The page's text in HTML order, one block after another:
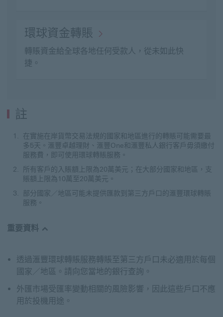
環球資金轉賬
轉賬資金給全球各地任何受款人，從未如此快
捷。
註
在實施在岸貨幣交易法規的國家和地區進行的轉賬可能需要最
多5天。滙豐卓越理財、滙豐One和滙豐私人銀行客戶毋須繳付
服務費，即可使用環球轉賬服務。
所有客戶的入賬額上限為20萬美元；在大部分國家和地區，支
賬額上限為10萬至20萬美元。
部分國家／地區可能未提供匯款到第三方戶口的滙豐環球轉賬
服務。
重要資料
透過滙豐環球轉賬服務轉賬至第三方戶口未必適用於每個
國家／地區。請向您當地的銀行查詢。
外匯市場受匯率變動相關的風險影響，因此這些戶口不應
用於投機用途。